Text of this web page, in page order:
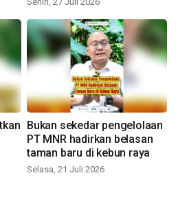
Bukan sekedar pengelolaan
PT MNR hadirkan belasan
taman baru di kebun raya
Selasa, 21 Juli 2026